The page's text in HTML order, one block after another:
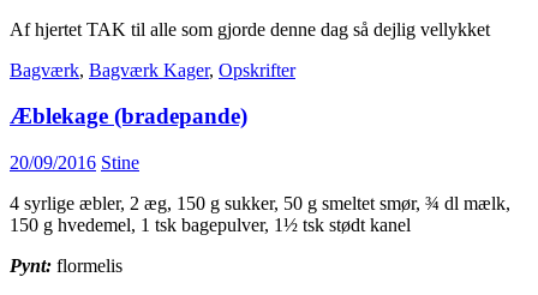
Af hjertet TAK til alle som gjorde denne dag så dejlig vellykket
Bagværk, Bagværk Kager, Opskrifter
Æblekage (bradepande)
20/09/2016 Stine
4 syrlige æbler, 2 æg, 150 g sukker, 50 g smeltet smør, ¾ dl mælk,
150 g hvedemel, 1 tsk bagepulver, 1½ tsk stødt kanel
Pynt: flormelis